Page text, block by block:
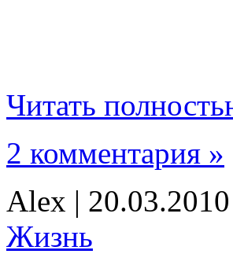
Читать
2 комментария »
Alex |
Жизнь